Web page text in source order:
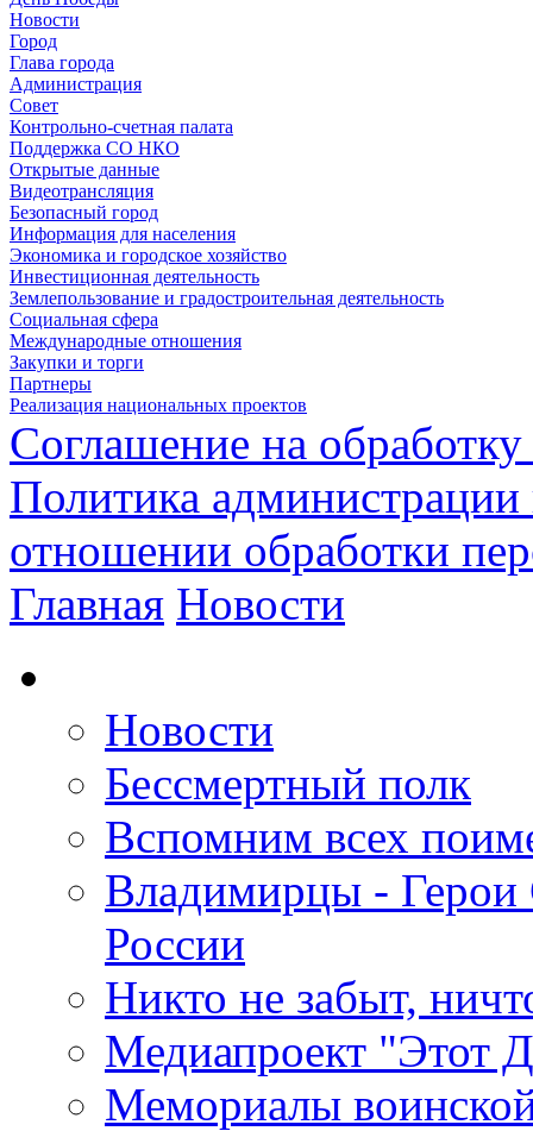
Новости
Город
Глава города
Администрация
Совет
Контрольно-счетная палата
Поддержка СО НКО
Открытые данные
Видеотрансляция
Безопасный город
Информация для населения
Экономика и городское хозяйство
Инвестиционная деятельность
Землепользование и градостроительная деятельность
Социальная сфера
Международные отношения
Закупки и торги
Партнеры
Реализация национальных проектов
Соглашение на
Политика
отношении обработки
Главная Новости
Новости
Бессмертный полк
Вспомним всех
Владимирцы - Герои
России
Никто не забыт,
Медиапроект "Этот
Мемориалы